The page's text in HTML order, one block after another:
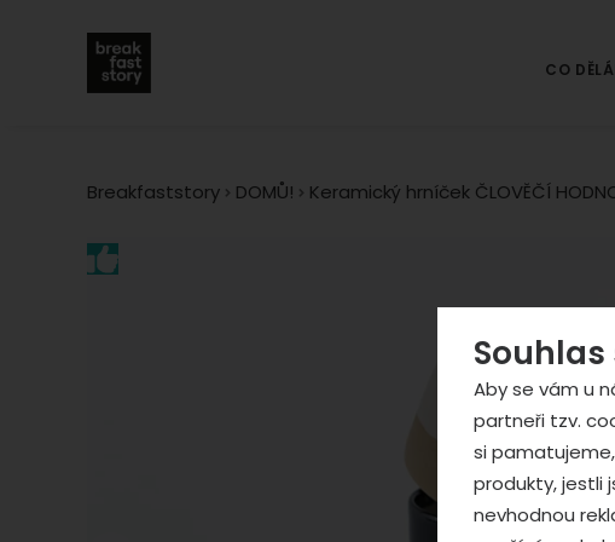
Souhlas
Aby se vám u
partneři tzv.
si
produkty, jestli
nevhodnou
Breakfaststory DOMŮ! Keramický hrníček ČLOVĚČÍ
Fotografie
CO